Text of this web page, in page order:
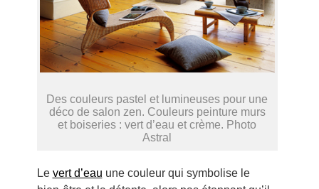
Des couleurs pastel et lumineuses pour une
déco de salon zen. Couleurs peinture murs
et boiseries : vert d’eau et crème. Photo
Astral
Le vert d’eau une couleur qui symbolise le